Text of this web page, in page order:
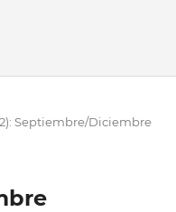
Septiembre/Diciembre